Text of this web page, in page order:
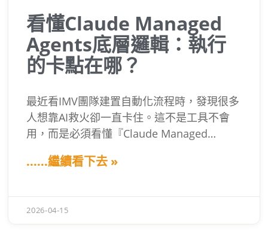
看懂Claude Managed
Agents底層邏輯：執行
的卡點在哪？
最近看IMV團隊建置自動化流程時，發現很多
人想靠AI救火卻一直卡住。這不是工具不會
用，而是必須看懂『Claude Managed
佈達，AI已從「聽令行事的助理」進化為「能
再用舊思維，必須立刻運用這項技術重塑工
......繼續看下去 »
2026-04-15